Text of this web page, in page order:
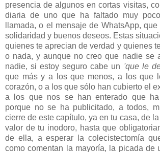
presencia de algunos en cortas visitas,
diaria de uno que ha faltado muy
llamada, o el mensaje de WhatsApp,
solidaridad y buenos deseos. Estas
quienes te aprecian de verdad y quienes
o nada, y aunque no creo que nadie se
nadie, si estoy seguro cabe un 'que le
que más y a los que menos, a los que
corazón, o a los que sólo han cubierto el
a los que nos se han enterado que ha
porque no se ha publicitado, a todos,
cierre de este capítulo, ya en tu casa, de
valor de tu inodoro, hasta que
de ella, a esperar la colecistectomía
como comentan la mayoría, la picada de